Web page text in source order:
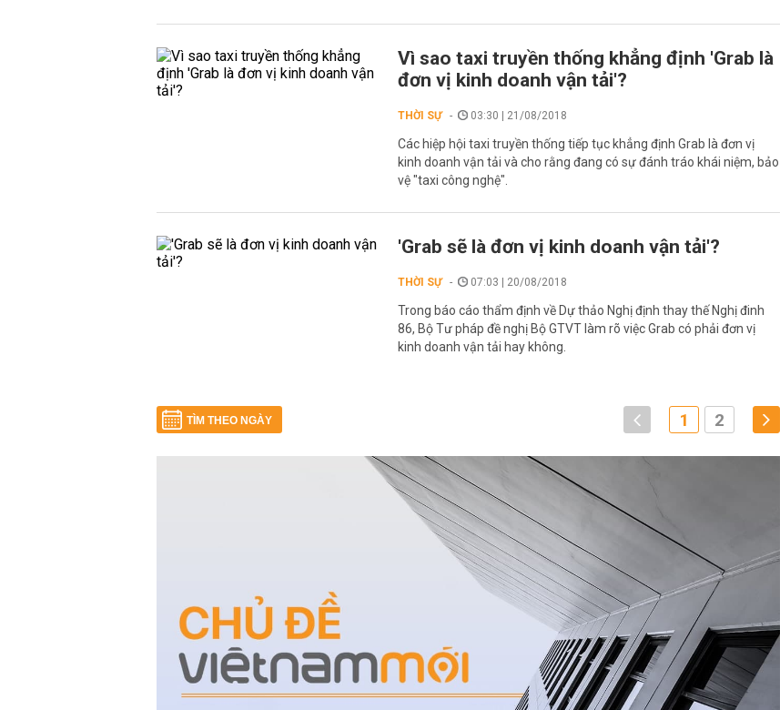
Vì sao taxi truyền thống khẳng định 'Grab là
đơn vị kinh doanh vận tải'?
THỜI SỰ 03:30 | 21/08/2018
Các hiệp hội taxi truyền thống tiếp tục khẳng định Grab là đơn vị
kinh doanh vận tải và cho rằng đang có sự đánh tráo khái niệm, bảo
vệ "taxi công nghệ".
'Grab sẽ là đơn vị kinh doanh vận tải'?
THỜI SỰ 07:03 | 20/08/2018
Trong báo cáo thẩm định về Dự thảo Nghị định thay thế Nghị đinh
86, Bộ Tư pháp đề nghị Bộ GTVT làm rõ việc Grab có phải đơn vị
kinh doanh vận tải hay không.
TÌM THEO NGÀY 1 2